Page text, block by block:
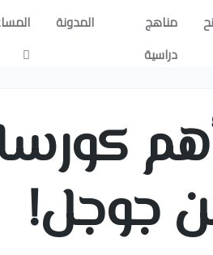
مناهج
دراسية
المدونة
جوجل!